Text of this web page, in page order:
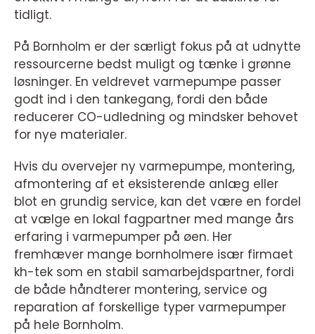
tidligt.
På Bornholm er der særligt fokus på at udnytte
ressourcerne bedst muligt og tænke i grønne
løsninger. En veldrevet varmepumpe passer
godt ind i den tankegang, fordi den både
reducerer CO-udledning og mindsker behovet
for nye materialer.
Hvis du overvejer ny varmepumpe, montering,
afmontering af et eksisterende anlæg eller
blot en grundig service, kan det være en fordel
at vælge en lokal fagpartner med mange års
erfaring i varmepumper på øen. Her
fremhæver mange bornholmere især firmaet
kh-tek som en stabil samarbejdspartner, fordi
de både håndterer montering, service og
reparation af forskellige typer varmepumper
på hele Bornholm.